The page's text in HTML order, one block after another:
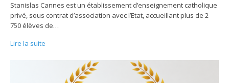
Stanislas Cannes est un établissement d’enseignement catholique
privé, sous contrat d’association avec l’Etat, accueillant plus de 2
750 élèves de…
Lire la suite